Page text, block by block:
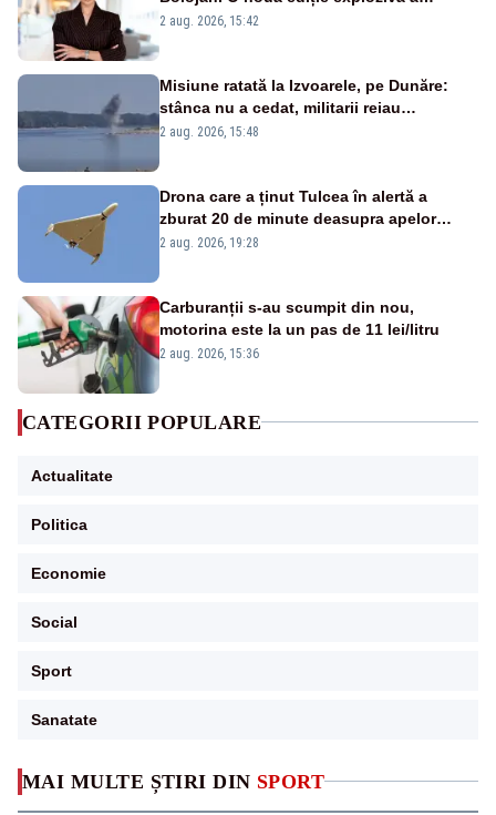
MAI MULTE ȘTIRI DIN SPORT
emisiunii „Miza Zilei” la Realitatea PLUS
2 aug. 2026, 15:42
Misiune ratată la Izvoarele, pe Dunăre:
stânca nu a cedat, militarii reiau
detonările luni – VIDEO
2 aug. 2026, 15:48
Drona care a ținut Tulcea în alertă a
zburat 20 de minute deasupra apelor
României. Au fost ridicate două F-16
2 aug. 2026, 19:28
Carburanții s-au scumpit din nou,
motorina este la un pas de 11 lei/litru
2 aug. 2026, 15:36
CATEGORII POPULARE
Actualitate
Politica
Economie
Social
Sport
Sanatate